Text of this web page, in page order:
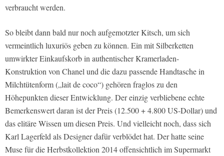
verbraucht werden.
So bleibt dann bald nur noch aufgemotzter Kitsch, um sich
vermeintlich luxuriös geben zu können. Ein mit Silberketten
umwirkter Einkaufskorb in authentischer Kramerladen-
Konstruktion von Chanel und die dazu passende Handtasche in
Milchtütenform („lait de coco“) gehören fraglos zu den
Höhepunkten dieser Entwicklung. Der einzig verbliebene echte
Bemerkenswert daran ist der Preis (12.500 + 4.800 US-Dollar) und
das elitäre Wissen um diesen Preis. Und vielleicht noch, dass sich
Karl Lagerfeld als Designer dafür verblödet hat. Der hatte seine
Muse für die Herbstkollektion 2014 offensichtlich im Supermarkt